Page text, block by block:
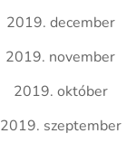
2019. december
2019. november
2019. október
2019. szeptember